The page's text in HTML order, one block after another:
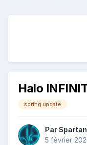
Halo
spring update
Par
5 février